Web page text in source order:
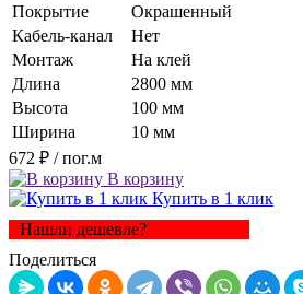
Покрытие
Окрашенный
Кабель-канал
Нет
Монтаж
На клей
Длина
2800 мм
Высота
100 мм
Ширина
10 мм
672 ₽ / пог.м
В корзину
Купить в 1 клик
Нашли дешевле?
Поделиться